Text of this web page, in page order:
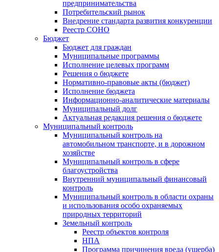
предпринимательства
Потребительский рынок
Внедрение стандарта развития конкуренции
Реестр СОНО
Бюджет
Бюджет для граждан
Муниципальные программы
Исполнение целевых программ
Решения о бюджете
Нормативно-правовые акты (бюджет)
Исполнение бюджета
Информационно-аналитические материалы
Муниципальный долг
Актуальная редакция решения о бюджете
Муниципальный контроль
Муниципальный контроль на
автомобильном транспорте, и в дорожном
хозяйстве
Муниципальный контроль в сфере
благоустройства
Внутренний муниципальный финансовый
контроль
Муниципальный контроль в области охраны
и использования особо охраняемых
природных территорий
Земельный контроль
Реестр объектов контроля
НПА
Программа причинения вреда (ущерба)